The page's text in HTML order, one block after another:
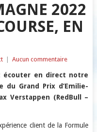
2022
EN
Aucun commentaire
écouter en direct notre
du Grand Prix d’Emilie-
Verstappen (RedBull –
client de la Formule